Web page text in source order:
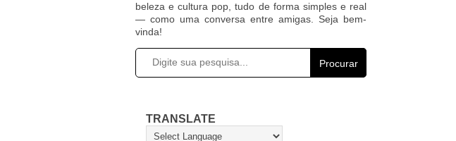
beleza e cultura pop, tudo de forma simples e real
— como uma conversa entre amigas. Seja bem-
vinda!
Procurar
TRANSLATE